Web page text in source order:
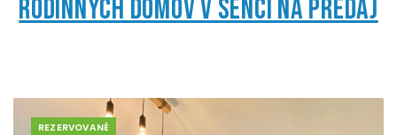
rodinných domov v Senci na predaj
REZERVOVANÉ